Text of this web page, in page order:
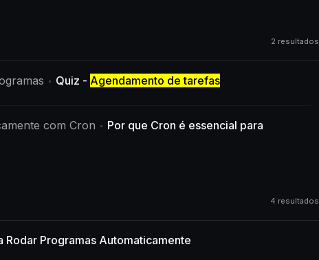
2 resultados
Quiz - Agendamento de tarefas
com Cron
Por que Cron é essencial para
4 resultados
Rodar Programas Automaticamente